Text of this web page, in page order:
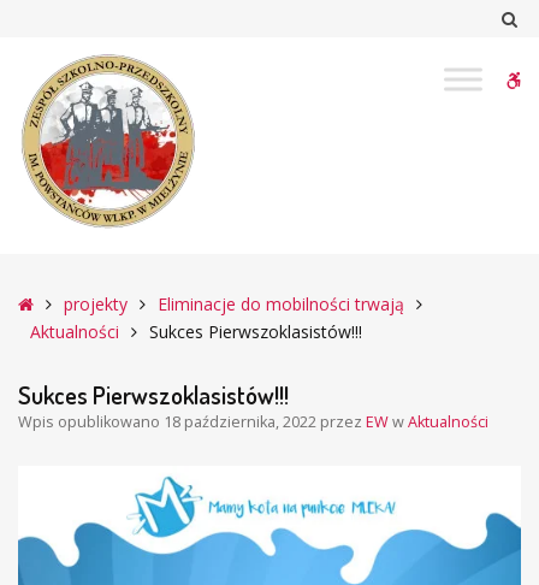
Pierwszoklasistów!!!
Głównaprojekty
Eliminacje do mobilności trwają
Aktualności
Sukces Pierwszoklasistów!!!
Sukces Pierwszoklasistów!!!
Wpis opublikowano 18 października, 2022 przez EWwAktualności